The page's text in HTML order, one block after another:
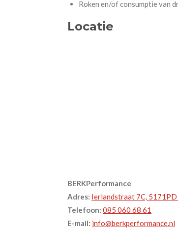
Roken en/of consumptie van
Locatie
BERKPerformance
Adres: Ierlandstraat 7C,
Telefoon: 085 060 68 61
E-mail: info@berkperformance.nl